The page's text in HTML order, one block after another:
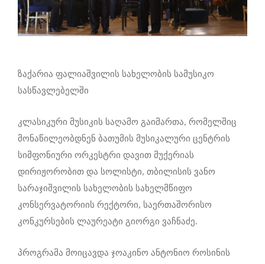
ზაქარია ფალიაშვილის სახელობის სამუსიკო
სასწავლებელში
კლასიკური მუსიკის საღამო გაიმართა, რომელშიც
მონაწილეობდნენ ბათუმის მუსიკალური ცენტრის
სიმფონიური ორკესტრი დავით მუქერიას
დირიჟორობით და სოლისტი, თბილისის ვანო
სარაჯიშვილის სახელობის სახელმწიფო
კონსერვატორიის რექტორი, საერთაშორისო
კონკურსების ლაურეატი გიორგი ვაჩნაძე.
პროგრამა მოიცავდა ჯოაკინო ანტონიო როსინის